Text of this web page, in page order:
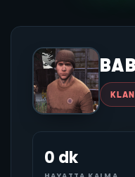
0 dk